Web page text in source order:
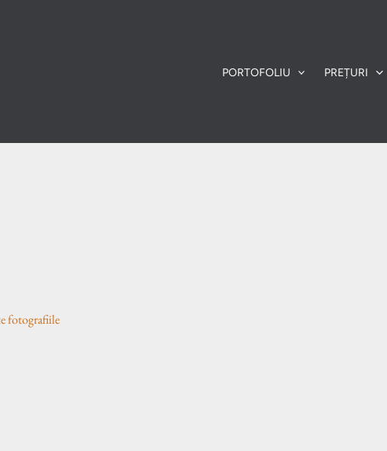
PORTOFOLIU PREȚURI
fotografiile